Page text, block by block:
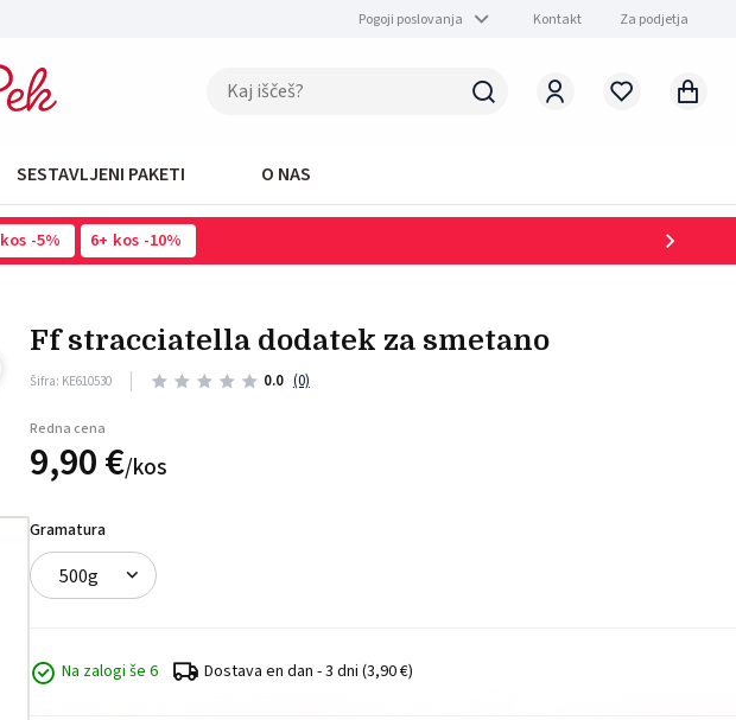
Pogoji poslovanja Kontakt Za podjetja
SESTAVLJENI PAKETI O NAS
kos -5% 6 kos -10%
ff stracciatella dodatek za smetano
Šifra: KE610530 0.0 (0)
Redna cena
9,90€/kos
Gramatura
500g
Na zalogi še 6 Dostava en dan - 3 dni (3,90 €)